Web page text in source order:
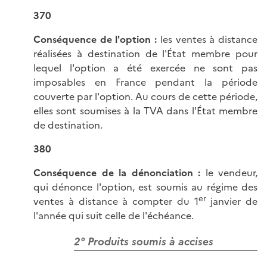
370
Conséquence de l'option : les ventes à distance
réalisées à destination de l'État membre pour
lequel l'option a été exercée ne sont pas
imposables en France pendant la période
couverte par l'option. Au cours de cette période,
elles sont soumises à la TVA dans l'État membre
de destination.
380
Conséquence de la dénonciation : le vendeur,
qui dénonce l'option, est soumis au régime des
ventes à distance à compter du 1er janvier de
l'année qui suit celle de l'échéance.
2° Produits soumis à accises